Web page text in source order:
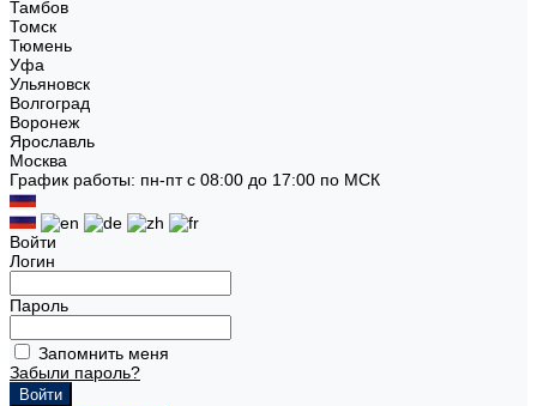
Тамбов
Томск
Тюмень
Уфа
Ульяновск
Волгоград
Воронеж
Ярославль
Москва
График работы: пн-пт с 08:00 до 17:00 по МСК
Войти
Логин
Пароль
Запомнить меня
Забыли пароль?